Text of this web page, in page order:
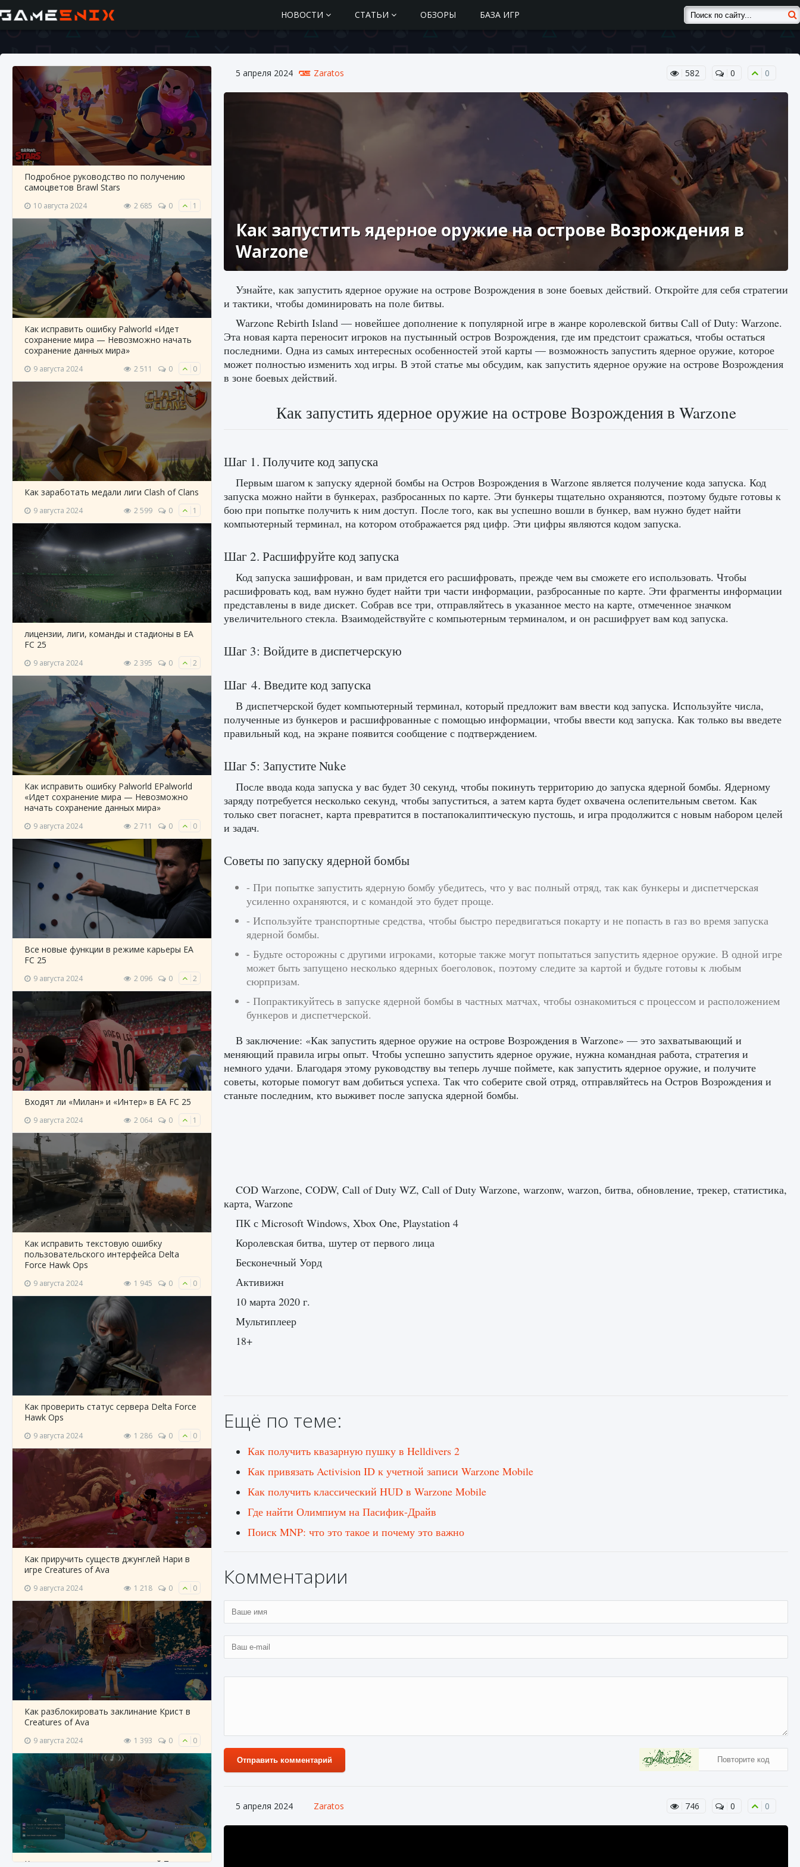
НОВОСТИ СТАТЬИ ОБЗОРЫ БАЗА ИГР
Подробное руководство по получению
самоцветов Brawl Stars
10 августа 2024 2 685 0 1
Как исправить ошибку Palworld «Идет
сохранение мира — Невозможно начать
сохранение данных мира»
9 августа 2024 2 511 0 0
Как заработать медали лиги Clash of Clans
9 августа 2024 2 599 0 1
лицензии, лиги, команды и стадионы в EA
FC 25
9 августа 2024 2 395 0 2
Как исправить ошибку Palworld EPalworld
«Идет сохранение мира — Невозможно
начать сохранение данных мира»
9 августа 2024 2 711 0 0
Все новые функции в режиме карьеры EA
FC 25
9 августа 2024 2 096 0 2
Входят ли «Милан» и «Интер» в EA FC 25
9 августа 2024 2 064 0 1
Как исправить текстовую ошибку
пользовательского интерфейса Delta
Force Hawk Ops
9 августа 2024 1 945 0 0
Как проверить статус сервера Delta Force
Hawk Ops
9 августа 2024 1 286 0 0
Как приручить существ джунглей Нари в
игре Creatures of Ava
9 августа 2024 1 218 0 0
Как разблокировать заклинание Крист в
Creatures of Ava
9 августа 2024 1 393 0 0
Как приручить существ из степей Тамура в
5 апреля 2024 Zaratos 582 0 0
Как запустить ядерное оружие на острове Возрождения в
Warzone
Узнайте, как запустить ядерное оружие на острове Возрождения в зоне боевых действий. Откройте для себя стратегии
и тактики, чтобы доминировать на поле битвы.
Warzone Rebirth Island — новейшее дополнение к популярной игре в жанре королевской битвы Call of Duty: Warzone.
Эта новая карта переносит игроков на пустынный остров Возрождения, где им предстоит сражаться, чтобы остаться
последними. Одна из самых интересных особенностей этой карты — возможность запустить ядерное оружие, которое
может полностью изменить ход игры. В этой статье мы обсудим, как запустить ядерное оружие на острове Возрождения
в зоне боевых действий.
Как запустить ядерное оружие на острове Возрождения в Warzone
Шаг 1. Получите код запуска
Первым шагом к запуску ядерной бомбы на Остров Возрождения в Warzone является получение кода запуска. Код
запуска можно найти в бункерах, разбросанных по карте. Эти бункеры тщательно охраняются, поэтому будьте готовы к
бою при попытке получить к ним доступ. После того, как вы успешно вошли в бункер, вам нужно будет найти
компьютерный терминал, на котором отображается ряд цифр. Эти цифры являются кодом запуска.
Шаг 2. Расшифруйте код запуска
Код запуска зашифрован, и вам придется его расшифровать, прежде чем вы сможете его использовать. Чтобы
расшифровать код, вам нужно будет найти три части информации, разбросанные по карте. Эти фрагменты информации
представлены в виде дискет. Собрав все три, отправляйтесь в указанное место на карте, отмеченное значком
увеличительного стекла. Взаимодействуйте с компьютерным терминалом, и он расшифрует вам код запуска.
Шаг 3: Войдите в диспетчерскую
Шаг 4. Введите код запуска
В диспетчерской будет компьютерный терминал, который предложит вам ввести код запуска. Используйте числа,
полученные из бункеров и расшифрованные с помощью информации, чтобы ввести код запуска. Как только вы введете
правильный код, на экране появится сообщение с подтверждением.
Шаг 5: Запустите Nuke
После ввода кода запуска у вас будет 30 секунд, чтобы покинуть территорию до запуска ядерной бомбы. Ядерному
заряду потребуется несколько секунд, чтобы запуститься, а затем карта будет охвачена ослепительным светом. Как
только свет погаснет, карта превратится в постапокалиптическую пустошь, и игра продолжится с новым набором целей
и задач.
Советы по запуску ядерной бомбы
- При попытке запустить ядерную бомбу убедитесь, что у вас полный отряд, так как бункеры и диспетчерская
усиленно охраняются, и с командой это будет проще.
- Используйте транспортные средства, чтобы быстро передвигаться покарту и не попасть в газ во время запуска
ядерной бомбы.
- Будьте осторожны с другими игроками, которые также могут попытаться запустить ядерное оружие. В одной игре
может быть запущено несколько ядерных боеголовок, поэтому следите за картой и будьте готовы к любым
сюрпризам.
- Попрактикуйтесь в запуске ядерной бомбы в частных матчах, чтобы ознакомиться с процессом и расположением
бункеров и диспетчерской.
В заключение: «Как запустить ядерное оружие на острове Возрождения в Warzone» — это захватывающий и
меняющий правила игры опыт. Чтобы успешно запустить ядерное оружие, нужна командная работа, стратегия и
немного удачи. Благодаря этому руководству вы теперь лучше поймете, как запустить ядерное оружие, и получите
советы, которые помогут вам добиться успеха. Так что соберите свой отряд, отправляйтесь на Остров Возрождения и
станьте последним, кто выживет после запуска ядерной бомбы.
COD Warzone, CODW, Call of Duty WZ, Call of Duty Warzone, warzonw, warzon, битва, обновление, трекер, статистика,
карта, Warzone
ПК с Microsoft Windows, Xbox One, Playstation 4
Королевская битва, шутер от первого лица
Бесконечный Уорд
Активижн
10 марта 2020 г.
Мультиплеер
18+
Ещё по теме:
Как получить квазарную пушку в Helldivers 2
Как привязать Activision ID к учетной записи Warzone Mobile
Как получить классический HUD в Warzone Mobile
Где найти Олимпиум на Пасифик-Драйв
Поиск MNP: что это такое и почему это важно
Комментарии
Отправить комментарий
5 апреля 2024 Zaratos 746 0 0